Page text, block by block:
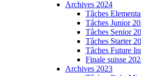
Archives 2024
Tâches
Tâches Junior
Tâches Senior
Tâches Starter
Tâches Future
Finale suisse
Archives 2023